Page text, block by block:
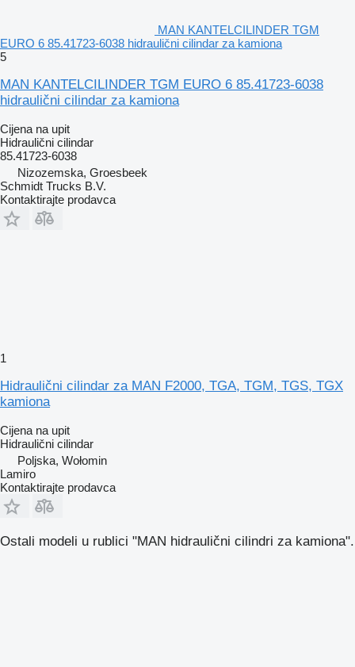
MAN KANTELCILINDER TGM
EURO 6 85.41723-6038 hidraulični cilindar za kamiona
5
MAN KANTELCILINDER TGM EURO 6 85.41723-6038
hidraulični cilindar za kamiona
Cijena na upit
Hidraulični cilindar
85.41723-6038
Nizozemska, Groesbeek
Schmidt Trucks B.V.
Kontaktirajte prodavca
1
Hidraulični cilindar za MAN F2000, TGA, TGM, TGS, TGX
kamiona
Cijena na upit
Hidraulični cilindar
Poljska, Wołomin
Lamiro
Kontaktirajte prodavca
Ostali modeli u rublici "MAN hidraulični cilindri za kamiona".